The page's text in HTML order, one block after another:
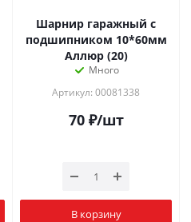
Шарнир гаражный с
подшипником 10*60мм
Аллюр (20)
Много
Артикул: 00081338
70₽/шт
В корзину